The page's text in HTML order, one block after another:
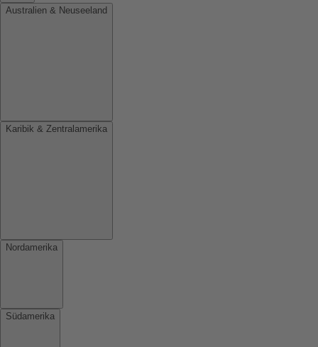
Australien & Neuseeland
Karibik & Zentralamerika
Nordamerika
Südamerika